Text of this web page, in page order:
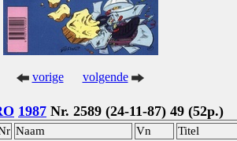
vorige volgende
1987 Nr. 2589 (24-11-87) 49 (52p.)
Naam Vn
Titel